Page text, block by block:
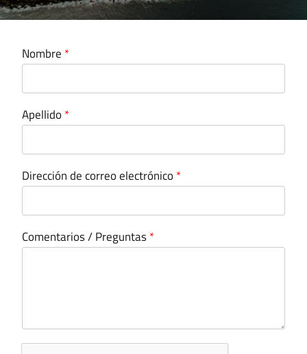
Nombre *
Apellido*
Dirección de correo electrónico*
Comentarios / Preguntas*